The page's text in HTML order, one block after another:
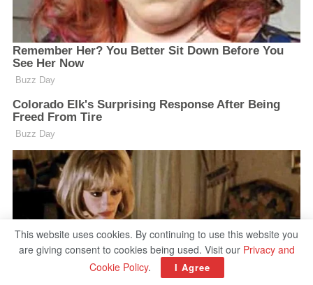
This website uses cookies. By continuing to use this website you
are giving consent to cookies being used. Visit our Privacy and
Cookie Policy. I Agree